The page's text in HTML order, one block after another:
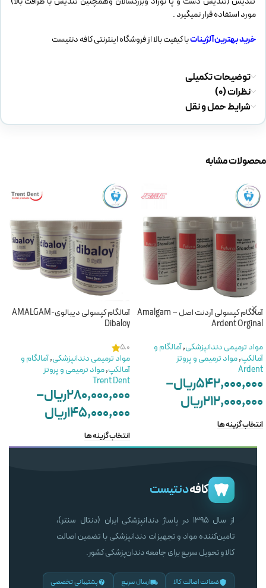
مورد استفاده قرار نمیگیرد .
خرید بهترین آلژیناتبا کیفیت بالا از فروشگاه اینترنتی کافه دنتیست
توضیحات تکمیلی
نظرات (0)
شرایط حمل و نقل
محصولات مشابه
آمالگام کپسولی آردنت اصل – Amalgam
Ardent Orginal
مواد ترمیمی دندانپزشکی,آمالگام و
آمالکپ,مواد ترمیمی و پروتز
Ardent
۵۴۲,۰۰۰,۰۰۰ریال–
۲۱۲,۰۰۰,۰۰۰ریال
انتخاب گزینه ها
آمالگام کپسولی دیبالوی-AMALGAM
Dibaloy
5.0
مواد ترمیمی دندانپزشکی,آمالگام و
آمالکپ,مواد ترمیمی و پروتز
Trent Dent
۲۸۰,۰۰۰,۰۰۰ریال–
۱۴۵,۰۰۰,۰۰۰ریال
انتخاب گزینه ها
کافهدنتیست
از سال ۱۳۹۵ در پاساژ دندانپزشکی ایران (دنتال سنتر)،
تامین‌کننده مواد و تجهیزات دندانپزشکی با تضمین اصالت
کالا و تحویل سریع برای جامعه دندان‌پزشکی کشور.
ضمانت اصالت کالا ارسال سریع پشتیبانی تخصصی